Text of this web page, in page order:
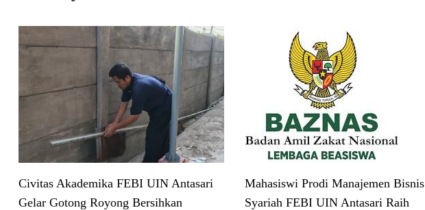
Civitas Akademika FEBI UIN Antasari
Gelar Gotong Royong Bersihkan
Mahasiswi Prodi Manajemen Bisnis
Syariah FEBI UIN Antasari Raih